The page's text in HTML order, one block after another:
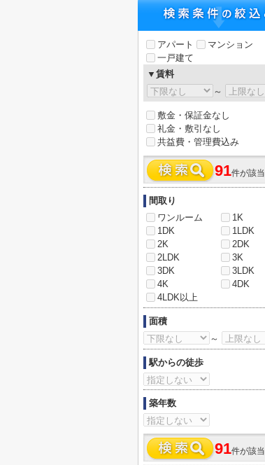
アパート
マンション
一戸建て
▼賃料
～
敷金・保証金なし
礼金・敷引なし
共益費・管理費込み
91件が該当
間取り
ワンルーム
1K
1DK
1LDK
2K
2DK
2LDK
3K
3DK
3LDK
4K
4DK
4LDK以上
面積
～
駅からの徒歩
築年数
91件が該当